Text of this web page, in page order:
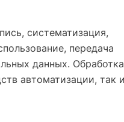
систематизация,
передача
данных. Обработка
автоматизации, так и